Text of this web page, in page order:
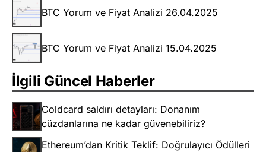
BTC Yorum ve Fiyat Analizi 26.04.2025
BTC Yorum ve Fiyat Analizi 15.04.2025
İlgili Güncel Haberler
Coldcard saldırı detayları: Donanım
cüzdanlarına ne kadar güvenebiliriz?
Ethereum’dan Kritik Teklif: Doğrulayıcı Ödülleri